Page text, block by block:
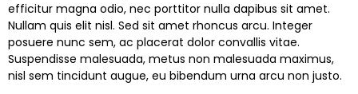
efficitur magna odio, nec porttitor nulla dapibus sit amet.
Nullam quis elit nisl. Sed sit amet rhoncus arcu. Integer
posuere nunc sem, ac placerat dolor convallis vitae.
Suspendisse malesuada, metus non malesuada maximus,
nisl sem tincidunt augue, eu bibendum urna arcu non justo.